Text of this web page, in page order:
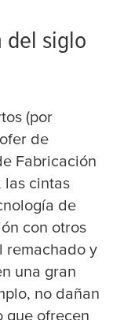
del siglo
(por
de
Fabricación
las cintas
de
con otros
remachado y
una gran
no dañan
que ofrecen